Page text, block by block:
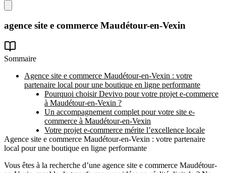
agence site e commerce Maudétour-en-Vexin
Sommaire
Agence site e commerce Maudétour-en-Vexin : votre
partenaire local pour une boutique en ligne performante
Pourquoi choisir Devivo pour votre projet e-commerce
à Maudétour-en-Vexin ?
Un accompagnement complet pour votre site e-
commerce à Maudétour-en-Vexin
Votre projet e-commerce mérite l’excellence locale
Agence site e commerce Maudétour-en-Vexin : votre partenaire
local pour une boutique en ligne performante
Vous êtes à la recherche d’une agence site e commerce Maudétour-